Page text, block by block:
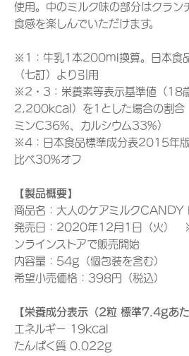
使用。中のミルク味の部分はクラン
食感を楽しんでいただけます。
※1：牛乳1本200ml換算。日本食
（七訂）より引用
※2・3：栄養素等表示基準値（18
2,200kcal）を1とした場合の割合
ミンC36%、カルシウム33%）
※4：日本食品標準成分表2015年版
比べ30%オフ
【製品概要】
商品名：大人のケアミルク
発売日：2020年12月1日（火） ※
ンラインストアで販売開始
内容量：54g（個包装を含む）
希望小売価格：398円（税込）
【栄養成分表示（2粒 標準7.4gあた
エネルギー 19kcal
たんぱく質 0.022g